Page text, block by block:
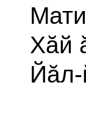
Хăй
Йăл-